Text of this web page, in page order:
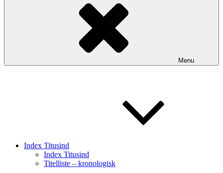
Menu
Index Titusind
Index Titusind
Titelliste – kronologisk